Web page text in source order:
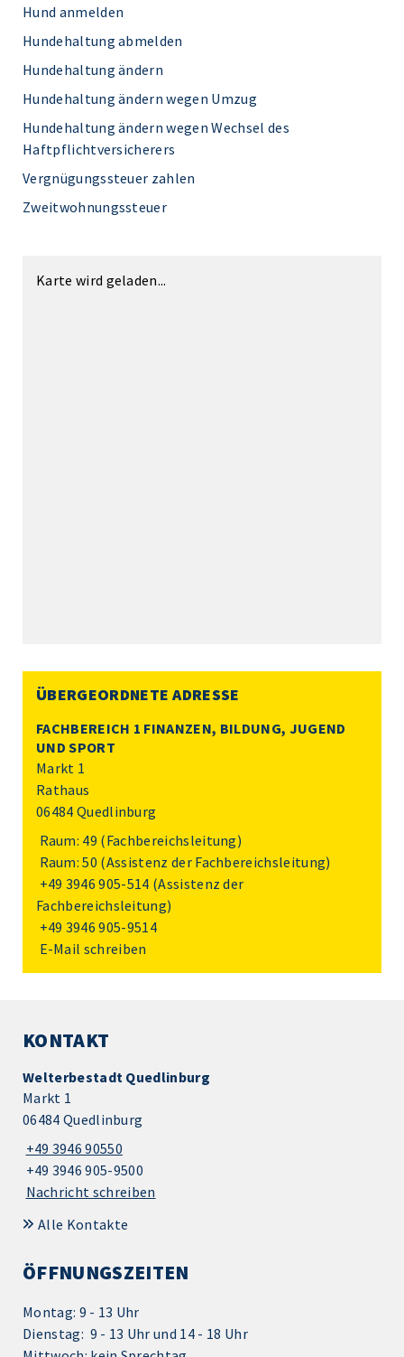
Hund anmelden
Hundehaltung abmelden
Hundehaltung ändern
Hundehaltung ändern wegen Umzug
Hundehaltung ändern wegen Wechsel des
Haftpflichtversicherers
Vergnügungssteuer zahlen
Zweitwohnungssteuer
Karte wird geladen...
ÜBERGEORDNETE ADRESSE
FACHBEREICH 1 FINANZEN, BILDUNG, JUGEND
UND SPORT
Markt 1
Rathaus
06484 Quedlinburg
Raum: 49 (Fachbereichsleitung)
Raum: 50 (Assistenz der Fachbereichsleitung)
+49 3946 905-514 (Assistenz der
Fachbereichsleitung)
+49 3946 905-9514
E-Mail schreiben
KONTAKT
Welterbestadt Quedlinburg
Markt 1
06484 Quedlinburg
+49 3946 90550
+49 3946 905-9500
Nachricht schreiben
Alle Kontakte
ÖFFNUNGSZEITEN
Montag: 9 - 13 Uhr
Dienstag: 9 - 13 Uhr und 14 - 18 Uhr